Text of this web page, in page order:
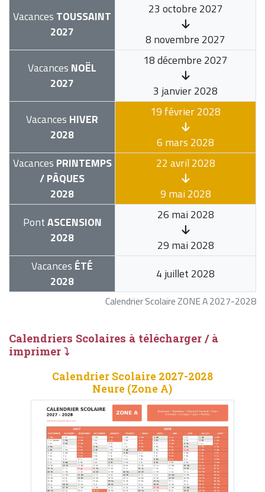
Calendrier Scolaire ZONE A 2027-2028
Vacances TOUSSAINT
2027
23 octobre 2027
8 novembre 2027
Vacances NOËL
2027
18 décembre 2027
3 janvier 2028
Vacances HIVER
2028
19 février 2028
6 mars 2028
Vacances PRINTEMPS
/ PÂQUES
2028
22 avril 2028
9 mai 2028
PontASCENSION
2028
26 mai 2028
29 mai 2028
Vacances ÉTÉ
2028
4 juillet 2028
Calendriers Scolaires à télécharger / à
imprimer ⤵
Calendrier Scolaire 2027-2028
Neure (Zone A)